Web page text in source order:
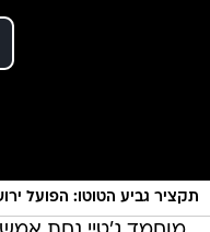
תקציר גביע הטוטו: הפועל